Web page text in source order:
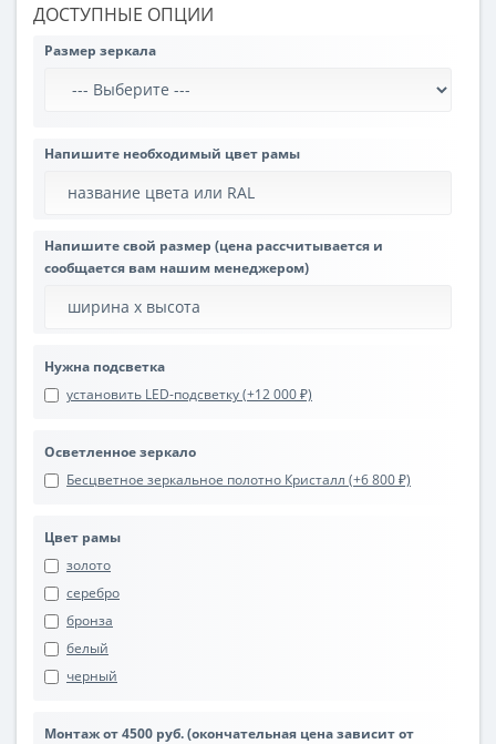
ДОСТУПНЫЕ ОПЦИИ
Размер зеркала
Напишите необходимый цвет рамы
Напишите свой размер (цена рассчитывается и
сообщается вам нашим менеджером)
Нужна подсветка
установить LED-подсветку (+12 000 ₽)
Осветленное зеркало
Бесцветное зеркальное полотно Кристалл (+6 800 ₽)
Цвет рамы
золото
серебро
бронза
белый
черный
Монтаж от 4500 руб. (окончательная цена зависит от